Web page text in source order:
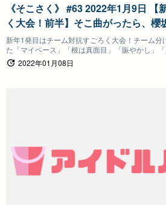
《そこさく》 #63 2022年1月9日 【
く大会！前半】そこ曲がったら、櫻
新年1発目はチーム対抗すごろく大会！チーム分
た「マイペース」「根は真面目」「賑やかし」
ム！メンバーが着ているTシャツはチームでデザ
す！
2022年01月08日